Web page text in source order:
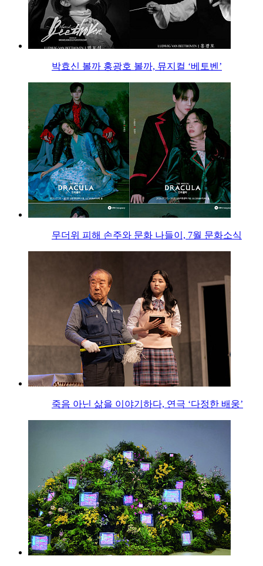
박효신 볼까 홍광호 볼까, 뮤지컬 ‘베토벤’
무더위 피해 손주와 문화 나들이, 7월 문화소식
죽음 아닌 삶을 이야기하다, 연극 ‘다정한 배웅’